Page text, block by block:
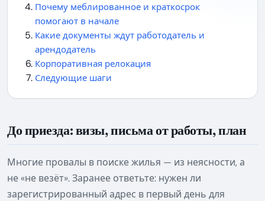
Почему меблированное и краткосрок
помогают в начале
Какие документы ждут работодатель и
арендодатель
Корпоративная релокация
Следующие шаги
До приезда: визы, письма от работы, план
Многие провалы в поиске жилья — из неясности, а
не «не везёт». Заранее ответьте: нужен ли
зарегистрированный адрес в первый день для